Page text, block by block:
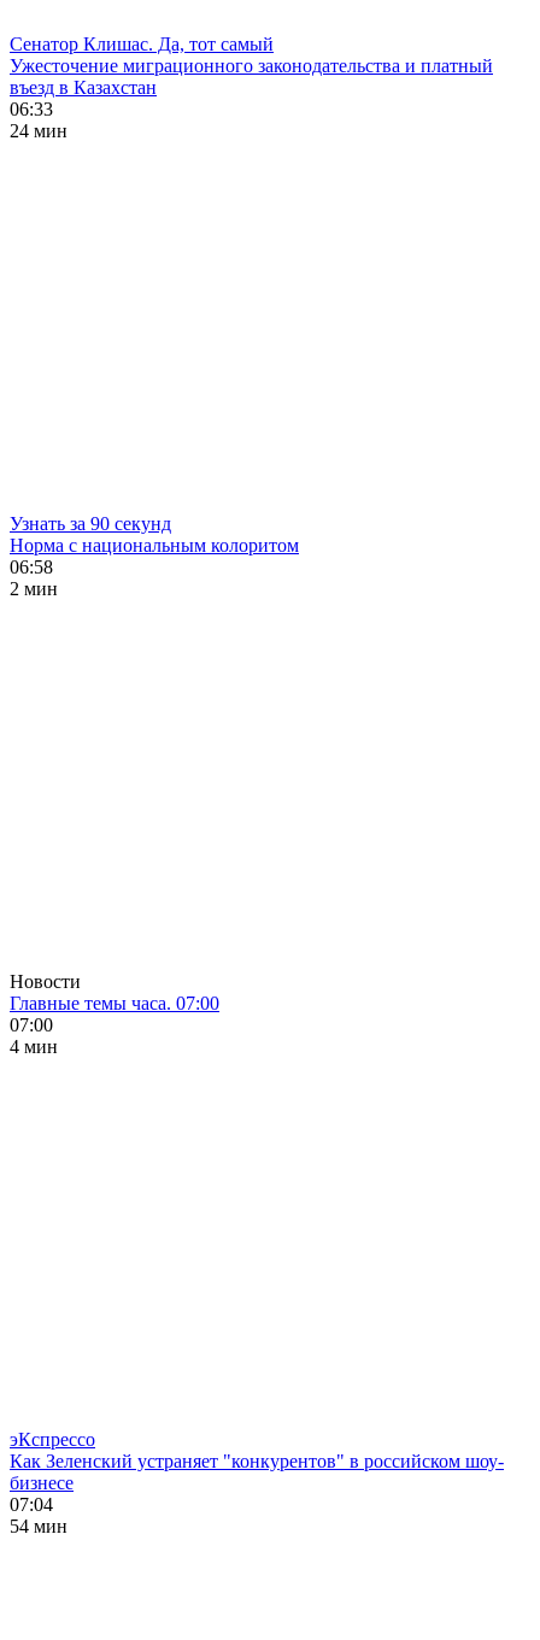
Сенатор Клишас. Да, тот самый
Ужесточение миграционного законодательства и платный
въезд в Казахстан
06:33
24 мин
Узнать за 90 секунд
Норма с национальным колоритом
06:58
2 мин
Новости
Главные темы часа. 07:00
07:00
4 мин
эКспрессо
Как Зеленский устраняет "конкурентов" в российском шоу-
бизнесе
07:04
54 мин